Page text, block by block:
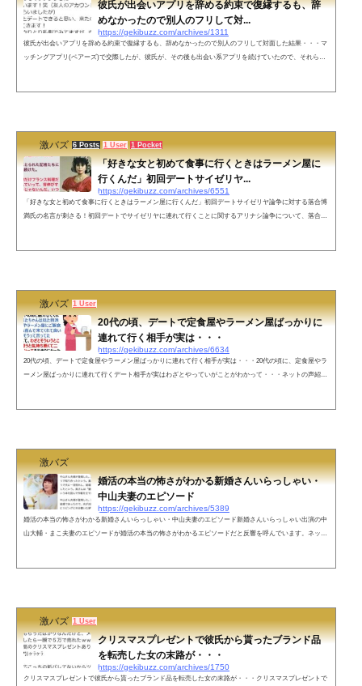
彼氏が出会いアプリを辞める約束で復縁するも、辞
めなかったので別人のフリして対...
https://gekibuzz.com/archives/1311
彼氏が出会いアプリを辞める約束で復縁するも、辞めなかったので別人のフリして対面した結果・・・マ
ッチングアプリ(ペアーズ)で交際したが、彼氏が、その後も出会い系アプリを続けていたので、それらを
激バズ 6 Posts 1 User 1 Pocket
「好きな女と初めて食事に行くときはラーメン屋に
行くんだ」初回デートサイゼリヤ...
https://gekibuzz.com/archives/6551
「好きな女と初めて食事に行くときはラーメン屋に行くんだ」初回デートサイゼリヤ論争に対する落合博
満氏の名言が刺さる！初回デートでサイゼリヤに連れて行くことに関するアリナシ論争について、落合博
激バズ 1 User
20代の頃、デートで定食屋やラーメン屋ばっかりに
連れて行く相手が実は・・・
https://gekibuzz.com/archives/6634
20代の頃、デートで定食屋やラーメン屋ばっかりに連れて行く相手が実は・・・20代の頃に、定食屋やラ
ーメン屋ばっかりに連れて行くデート相手が実はわざとやっていがことがわかって・・・ネットの声紹介
激バズ
婚活の本当の怖さがわかる新婚さんいらっしゃい・
中山夫妻のエピソード
https://gekibuzz.com/archives/5389
婚活の本当の怖さがわかる新婚さんいらっしゃい・中山夫妻のエピソード新婚さんいらっしゃい出演の中
山大輔・まこ夫妻のエピソードが婚活の本当の怖さがわかるエピソードだと反響を呼んでいます。ネット
激バズ 1 User
クリスマスプレゼントで彼氏から貰ったブランド品
を転売した女の末路が・・・
https://gekibuzz.com/archives/1750
クリスマスプレゼントで彼氏から貰ったブランド品を転売した女の末路が・・・クリスマスプレゼントで